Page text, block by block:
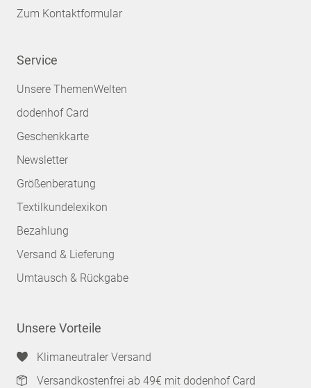
Zum Kontaktformular
Service
Unsere ThemenWelten
dodenhof Card
Geschenkkarte
Newsletter
Größenberatung
Textilkundelexikon
Bezahlung
Versand & Lieferung
Umtausch & Rückgabe
Unsere Vorteile
Klimaneutraler Versand
Versandkostenfrei ab 49€ mit dodenhof Card